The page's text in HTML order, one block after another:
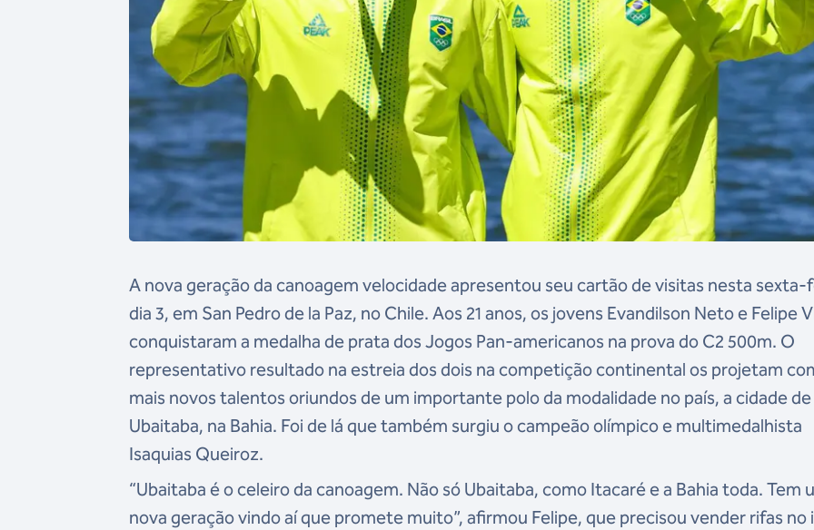
A nova geração da canoagem velocidade apresentou seu cartão de visitas nesta sexta-
dia 3, em San Pedro de la Paz, no Chile. Aos 21 anos, os jovens Evandilson Neto e Felipe
conquistaram a medalha de prata dos Jogos Pan-americanos na prova do C2 500m. O
representativo resultado na estreia dos dois na competição continental os projetam
mais novos talentos oriundos de um importante polo da modalidade no país, a cidade de
Ubaitaba, na Bahia. Foi de lá que também surgiu o campeão olímpico e multimedalhista
Isaquias Queiroz.
“Ubaitaba é o celeiro da canoagem. Não só Ubaitaba, como Itacaré e a Bahia toda. Tem
nova geração vindo aí que promete muito”, afirmou Felipe, que precisou vender rifas no